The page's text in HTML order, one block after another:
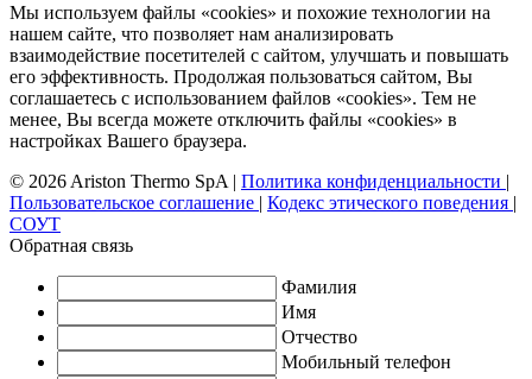
Мы используем файлы «cookies» и похожие технологии на
нашем сайте, что позволяет нам анализировать
взаимодействие посетителей с сайтом, улучшать и повышать
его эффективность. Продолжая пользоваться сайтом, Вы
соглашаетесь с использованием файлов «cookies». Тем не
менее, Вы всегда можете отключить файлы «cookies» в
настройках Вашего браузера.
© 2026 Ariston Thermo SpA | Политика конфиденциальности |
Пользовательское соглашение | Кодекс этического поведения |
СОУТ
Обратная связь
Фамилия
Имя
Отчество
Мобильный телефон